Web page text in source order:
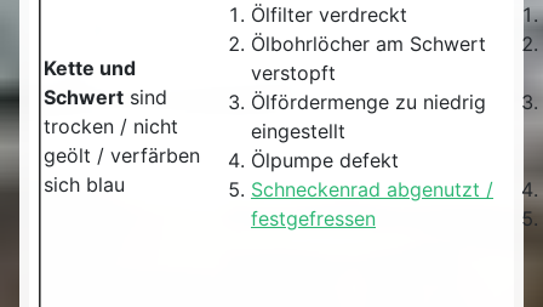
Kette und
Schwert sind
trocken / nicht
geölt / verfärben
sich blau
Ölfilter verdreckt
Ölbohrlöcher am Schwert
verstopft
Ölfördermenge zu niedrig
eingestellt
Ölpumpe defekt
Schneckenrad abgenutzt /
festgefressen